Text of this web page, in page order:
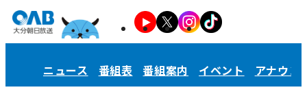
ニュース 番組表 番組案内 イベント アナウン